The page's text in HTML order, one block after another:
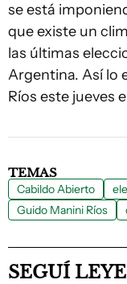
se está
que existe un
las últimas
Argentina. Así lo
Ríos este jueves
TEMAS
Cabildo Abierto
Guido Manini Ríos
SEGUÍ